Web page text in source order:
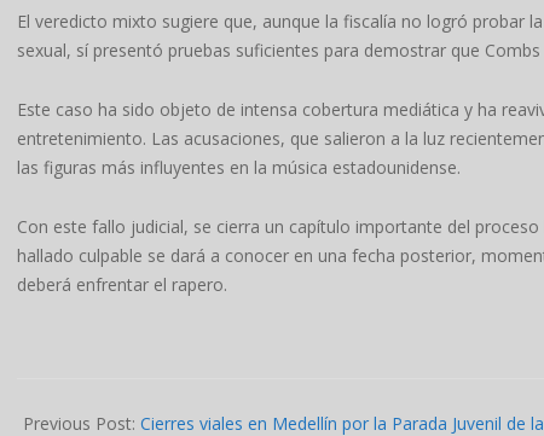
El veredicto mixto sugiere que, aunque la fiscalía no logró probar
sexual, sí presentó pruebas suficientes para demostrar que
Este caso ha sido objeto de intensa cobertura mediática y ha
entretenimiento. Las acusaciones, que salieron a la luz
las figuras más influyentes en la música estadounidense.
Con este fallo judicial, se cierra un capítulo importante del
hallado culpable se dará a conocer en una fecha posterior,
deberá enfrentar el rapero.
07-
Previous Post: Cierres viales en Medellín por la Parada Juvenil de